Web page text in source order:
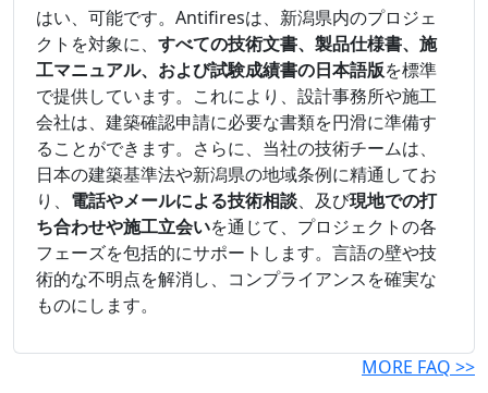
はい、可能です。Antifiresは、新潟県内のプロジェ
クトを対象に、 すべての技術文書、製品仕様書、施
工マニュアル、および試験成績書の日本語版を標準
で提供しています。これにより、設計事務所や施工
会社は、建築確認申請に必要な書類を円滑に準備す
ることができます。さらに、当社の技術チームは、
日本の建築基準法や新潟県の地域条例に精通してお
り、 電話やメールによる技術相談、及び現地での打
ち合わせや施工立会いを通じて、プロジェクトの各
フェーズを包括的にサポートします。言語の壁や技
術的な不明点を解消し、コンプライアンスを確実な
ものにします。
MORE FAQ >>